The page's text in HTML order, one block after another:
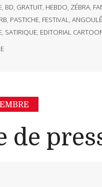
, BD, GRATUIT, HEBDO, ZÉBRA,
, PASTICHE, FESTIVAL,
, SATIRIQUE, EDITORIAL
de